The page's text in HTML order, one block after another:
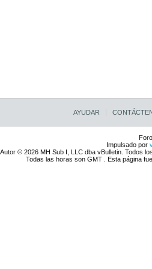
AYUDAR
Impulsado por
© 2026 MH Sub I, LLC dba vBulletin. Todos
Todas las horas son GMT . Esta página